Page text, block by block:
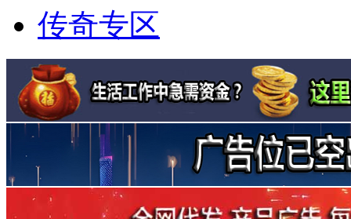
传奇专区